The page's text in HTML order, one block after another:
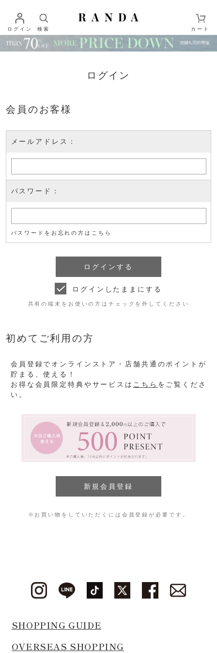
ログイン 検索 カート
ログイン
会員のお客様
メールアドレス：
パスワード：
パスワードをお忘れの方はこちら
ログインしたままにする
共有の端末をお使いの方はチェックを外してください
初めてご利用の方
会員登録でオンラインストア・店舗共通のポイントが
貯まる、使える！
お得な会員限定特典やサービスは こちら をご覧くださ
い。
※お買い物をしていただくには会員登録が必要です。
SHOPPING GUIDE
OVERSEAS SHOPPING